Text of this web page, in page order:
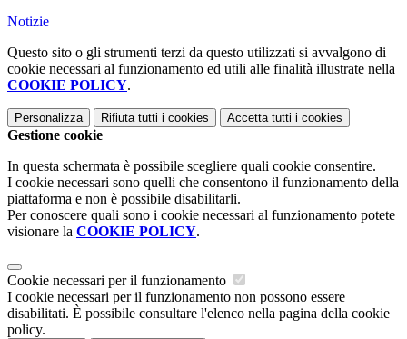
Notizie
Questo sito o gli strumenti terzi da questo utilizzati si avvalgono di
cookie necessari al funzionamento ed utili alle finalità illustrate nella
COOKIE POLICY.
Personalizza Rifiuta tutti i cookies Accetta tutti i cookies
Gestione cookie
In questa schermata è possibile scegliere quali cookie consentire.
I cookie necessari sono quelli che consentono il funzionamento della
piattaforma e non è possibile disabilitarli.
Per conoscere quali sono i cookie necessari al funzionamento potete
visionare la COOKIE POLICY.
Cookie necessari per il funzionamento
I cookie necessari per il funzionamento non possono essere
disabilitati. È possibile consultare l'elenco nella pagina della cookie
policy.